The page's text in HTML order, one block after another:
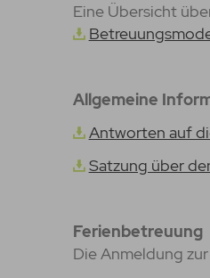
Eine Übersicht
Allgemeine
Antworten auf
Satzung über
Ferienbetreuung
Die Anmeldung